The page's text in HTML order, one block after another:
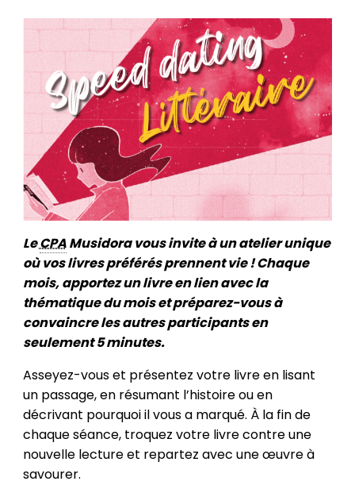
LeCPAMusidora vous invite à un atelier unique
où vos livres préférés prennent vie ! Chaque
mois, apportez un livre en lien avec la
thématique du mois et préparez-vous à
convaincre les autres participants en
seulement 5 minutes.
Asseyez-vous et présentez votre livre en lisant
un passage, en résumant l’histoire ou en
décrivant pourquoi il vous a marqué. À la fin de
chaque séance, troquez votre livre contre une
nouvelle lecture et repartez avec une œuvre à
savourer.